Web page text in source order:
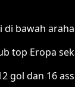
bawah
top Eropa
gol dan 16